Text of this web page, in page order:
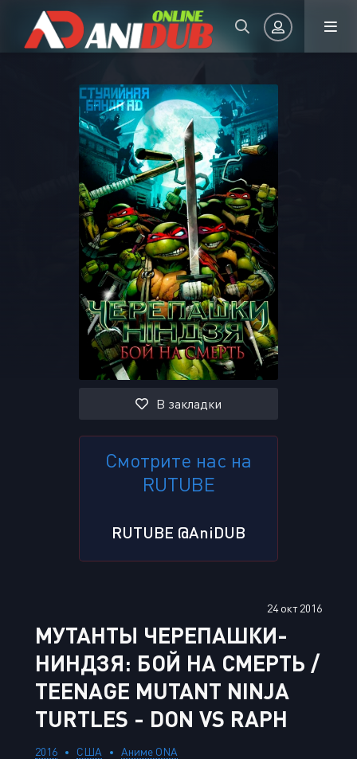
Авторизация
Запомнить
ВОЙТИ НА САЙТ
Регистрация Восстановить пароль
Или войти через
В закладки
Смотрите нас на
RUTUBE
RUTUBE @AniDUB
24 окт 2016
МУТАНТЫ ЧЕРЕПАШКИ-
НИНДЗЯ: БОЙ НА СМЕРТЬ /
TEENAGE MUTANT NINJA
TURTLES - DON VS RAPH
2016 США Аниме ONA